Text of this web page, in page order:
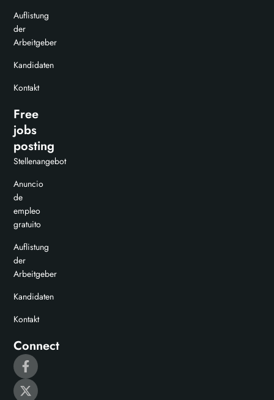
Auflistung
der
Arbeitgeber
Kandidaten
Kontakt
Free
jobs
posting
Stellenangebot
Anuncio
de
empleo
gratuito
Auflistung
der
Arbeitgeber
Kandidaten
Kontakt
Connect